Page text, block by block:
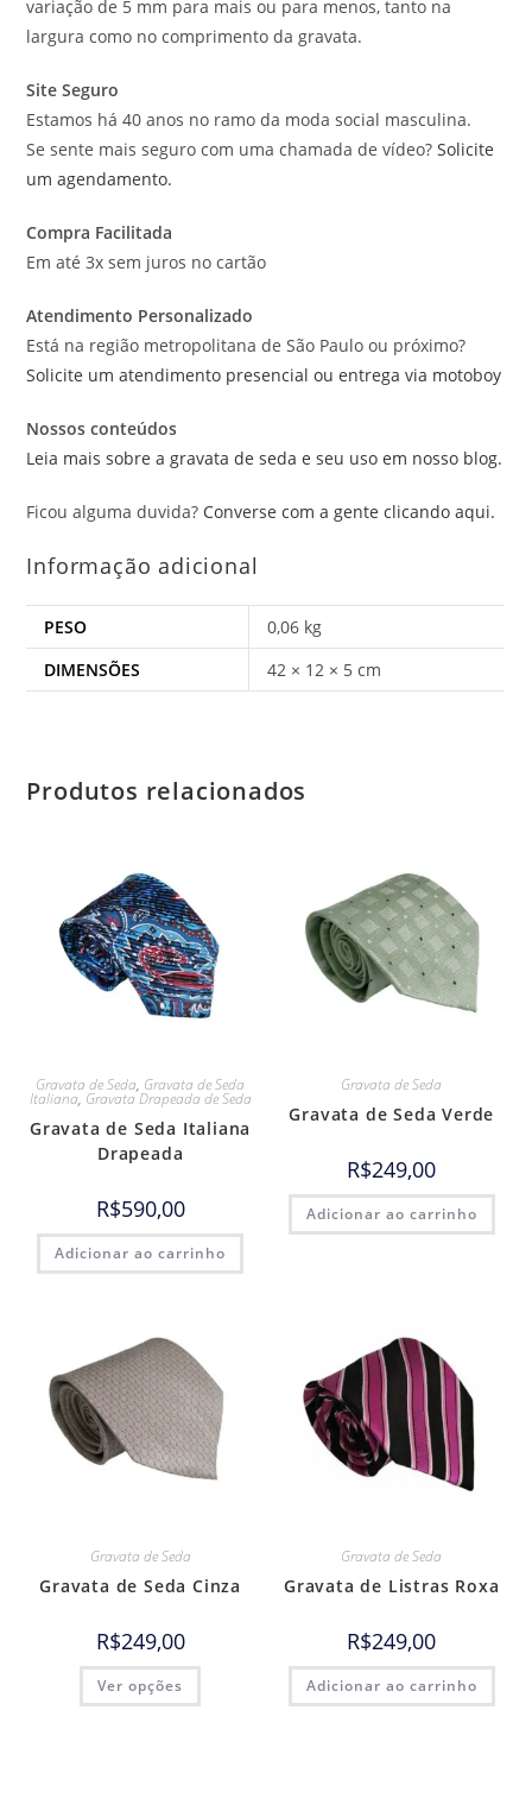
variação de 5 mm para mais ou para menos, tanto na
largura como no comprimento da gravata.
Site Seguro
Estamos há 40 anos no ramo da moda social masculina.
Se sente mais seguro com uma chamada de vídeo?Solicite
um agendamento.
Compra Facilitada
Em até 3x sem juros no cartão
Atendimento Personalizado
Está na região metropolitana de São Paulo ou próximo?
Solicite um atendimento presencial ou entrega via motoboy
Nossos conteúdos
Leia mais sobre a gravata de seda e seu uso em nosso blog.
Ficou alguma duvida? Converse com a gente clicando aqui.
Informação adicional
PESO
0,06 kg
DIMENSÕES
42 × 12 × 5 cm
Produtos relacionados
Gravata de Seda, Gravata de Seda
Italiana, Gravata Drapeada de Seda
Gravata de Seda Italiana
Drapeada
R$590,00
Adicionar ao carrinho
Gravata de Seda
Gravata de Seda Verde
R$249,00
Adicionar ao carrinho
Gravata de Seda
Gravata de Seda Cinza
R$249,00
Ver opções
Gravata de Seda
Gravata de Listras Roxa
R$249,00
Adicionar ao carrinho